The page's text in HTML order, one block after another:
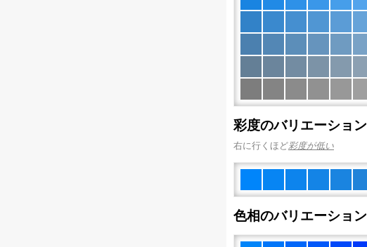
彩度のバリエーション
右に行くほど彩度が低い
色相のバリエーション